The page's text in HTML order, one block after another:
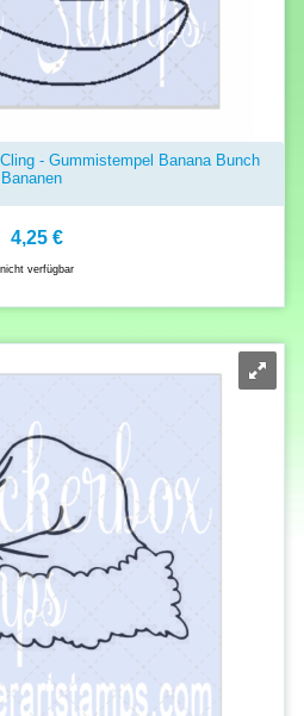
- Gummistempel Banana Bunch
Bananen
4,25 €
nicht verfügbar